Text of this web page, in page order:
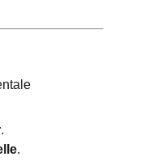
.
.